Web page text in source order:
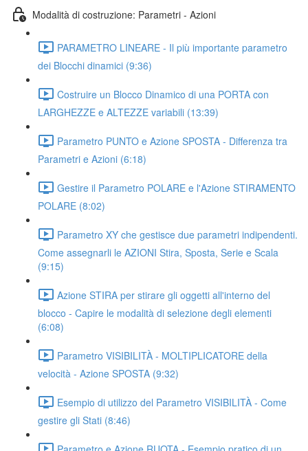
Modalità di costruzione: Parametri - Azioni
PARAMETRO LINEARE - Il più importante parametro
dei Blocchi dinamici (9:36)
Costruire un Blocco Dinamico di una PORTA con
LARGHEZZE e ALTEZZE variabili (13:39)
Parametro PUNTO e Azione SPOSTA - Differenza tra
Parametri e Azioni (6:18)
Gestire il Parametro POLARE e l'Azione STIRAMENTO
POLARE (8:02)
Parametro XY che gestisce due parametri indipendenti.
Come assegnarli le AZIONI Stira, Sposta, Serie e Scala
(9:15)
Azione STIRA per stirare gli oggetti all'interno del
blocco - Capire le modalità di selezione degli elementi
(6:08)
Parametro VISIBILITÀ - MOLTIPLICATORE della
velocità - Azione SPOSTA (9:32)
Esempio di utilizzo del Parametro VISIBILITÀ - Come
gestire gli Stati (8:46)